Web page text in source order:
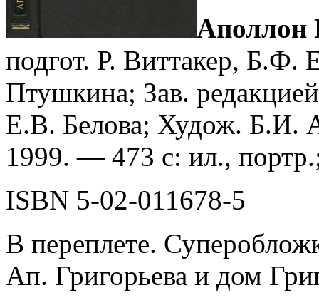
Аполлон
подгот. Р. Виттакер, Б.Ф.
Птушкина; Зав.
Е.В. Белова; Худож. Б.И.
1999. — 473 с: ил.,
ISBN 5-02-011678-5
В переплете.
Ап. Григорьева и дом